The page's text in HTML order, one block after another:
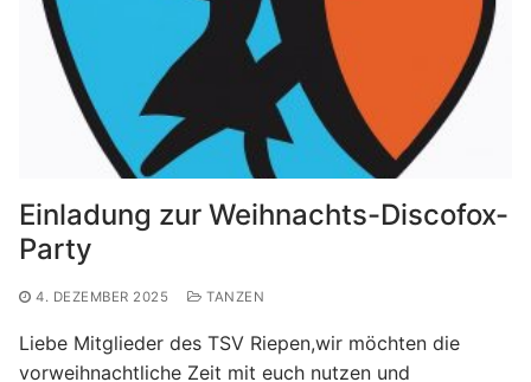
Einladung zur Weihnachts-Discofox-
Party
4. DEZEMBER 2025 TANZEN
Liebe Mitglieder des TSV Riepen,wir möchten die
vorweihnachtliche Zeit mit euch nutzen und